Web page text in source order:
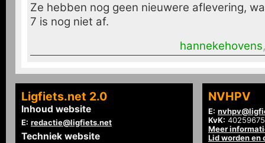
Ze hebben nog geen nieuwere aflevering,
7 is nog niet af.
hannekehovens
Ligfiets.net 2.0
Inhoud website
E: redactie@ligfiets.net
Techniek website
NVHPV
E:
KvK: 40259675
Meer
Lid worden en